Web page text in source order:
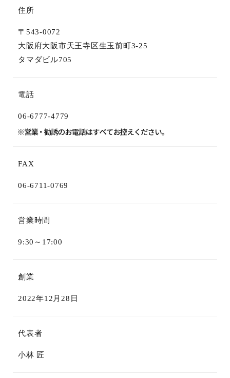
住所
〒543-0072
大阪府大阪市天王寺区生玉前町3-25
タマダビル705
電話
06-6777-4779
FAX
06-6711-0769
営業時間
9:30～17:00
創業
2022年12月28日
代表者
小林 匠